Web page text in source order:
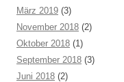
März 2019 (3)
November 2018 (2)
Oktober 2018 (1)
September 2018 (3)
Juni 2018 (2)